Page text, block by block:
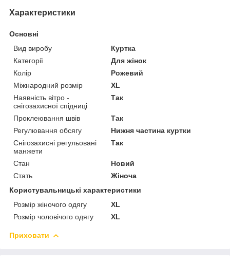
Характеристики
Основні
Вид виробу
Куртка
Категорії
Для жінок
Колір
Рожевий
Міжнародний розмір
XL
Наявність вітро -
снігозахисної спідниці
Так
Проклеювання швів
Так
Регулювання обсягу
Нижня частина куртки
Снігозахисні регульовані
манжети
Так
Стан
Новий
Стать
Жіноча
Користувальницькі характеристики
Розмір жіночого одягу
XL
Розмір чоловічого одягу
XL
Приховати